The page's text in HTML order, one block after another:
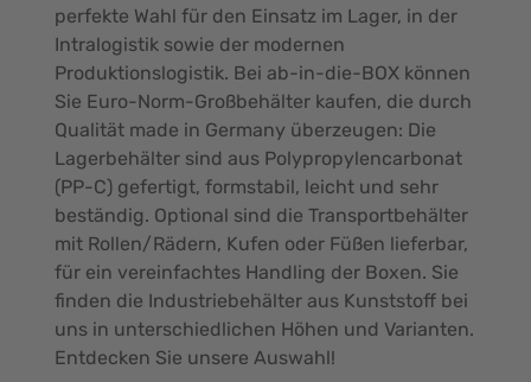
perfekte Wahl für den Einsatz im Lager, in der
Intralogistik sowie der modernen
Produktionslogistik. Bei ab-in-die-BOX können
Sie Euro-Norm-Großbehälter kaufen, die durch
Qualität made in Germany überzeugen: Die
Lagerbehälter sind aus Polypropylencarbonat
(PP-C) gefertigt, formstabil, leicht und sehr
beständig. Optional sind die Transportbehälter
mit Rollen/Rädern, Kufen oder Füßen lieferbar,
für ein vereinfachtes Handling der Boxen. Sie
finden die Industriebehälter aus Kunststoff bei
uns in unterschiedlichen Höhen und Varianten.
Entdecken Sie unsere Auswahl!